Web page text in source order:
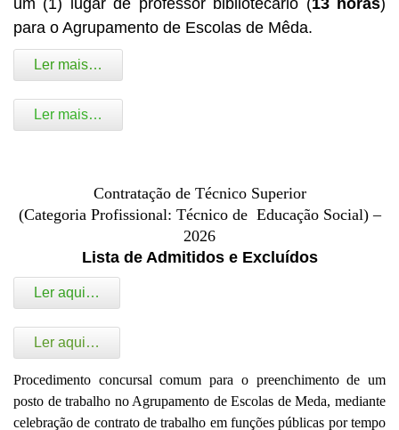
um (1) lugar de professor bibliotecário (13 horas)
para o Agrupamento de Escolas de Mêda.
Ler mais…
Ler mais…
Contratação de Técnico Superior
(Categoria Profissional: Técnico de Educação Social) –
2026
Lista de Admitidos e Excluídos
Ler aqui…
Ler aqui…
Procedimento concursal comum para o preenchimento de um
posto de trabalho no Agrupamento de Escolas de Meda, mediante
celebração de contrato de trabalho em funções públicas por tempo